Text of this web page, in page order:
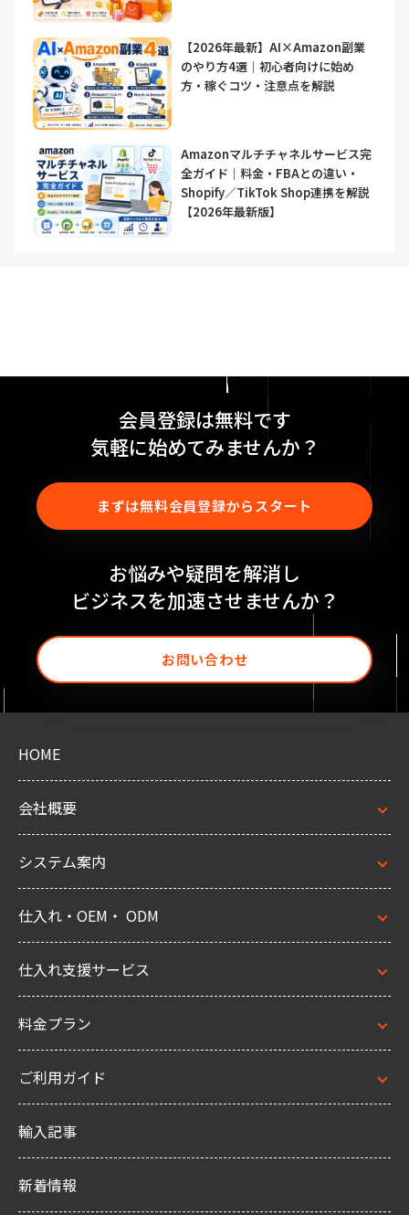
【2026年最新】AI×Amazon副業
のやり方4選｜初心者向けに始め
方・稼ぐコツ・注意点を解説
Amazonマルチチャネルサービス完
全ガイド｜料金・FBAとの違い・
Shopify／TikTok Shop連携を解説
【2026年最新版】
会員登録は無料です
気軽に始めてみませんか？
まずは無料会員登録からスタート
お悩みや疑問を解消し
ビジネスを加速させませんか？
お問い合わせ
HOME
会社概要
システム案内
仕入れ・OEM・ ODM
仕入れ支援サービス
料金プラン
ご利用ガイド
輸入記事
新着情報